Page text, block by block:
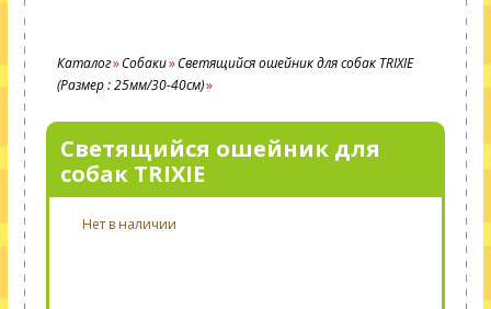
Каталог Собаки Светящийся ошейник для собак TRIXIE
(Размер : 25мм/30-40см)
Светящийся ошейник для
собак TRIXIE
Нет в наличии